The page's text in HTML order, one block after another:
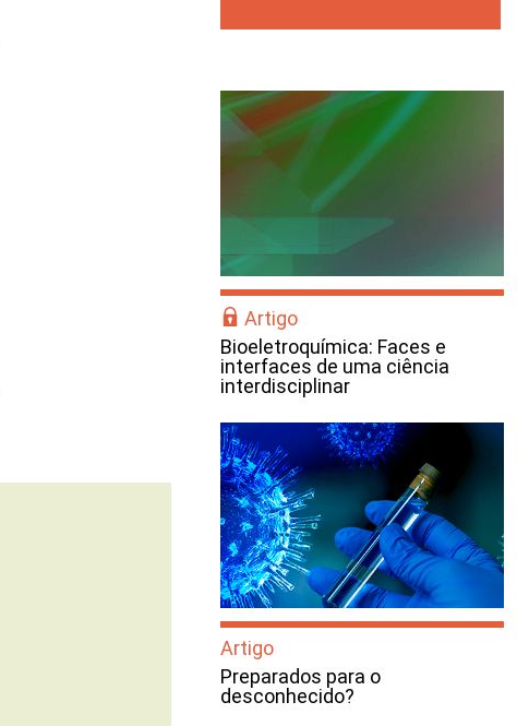
Artigo
Bioeletroquímica: Faces e
interfaces de uma ciência
interdisciplinar
Artigo
Preparados para o
desconhecido?